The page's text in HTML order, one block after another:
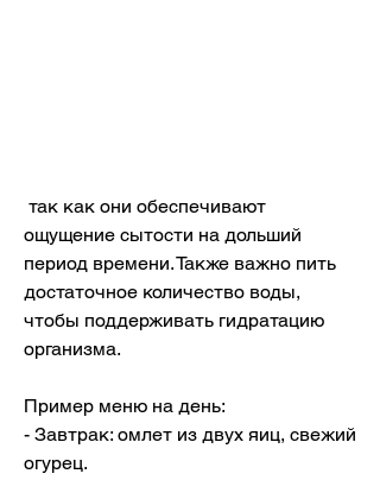
ощущение сытости на дольший
период времени. Также важно пить
достаточное количество воды,
чтобы поддерживать гидратацию
организма.
Пример меню на день:
- Завтрак: омлет из двух яиц, свежий
огурец.